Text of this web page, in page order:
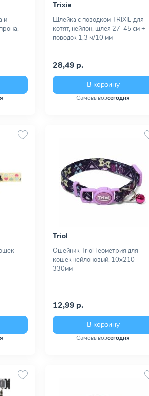
и
Trixie
Шлейка с поводком TRIXIE для
котят, нейлон, шлея 27-45 см +
поводок 1,3 м/10 мм
28,49 р.
В корзину
Самовывозсегодня
Triol
Ошейник Triol Геометрия для
кошек нейлоновый, 10х210-
330мм
12,99 р.
В корзину
Самовывозсегодня